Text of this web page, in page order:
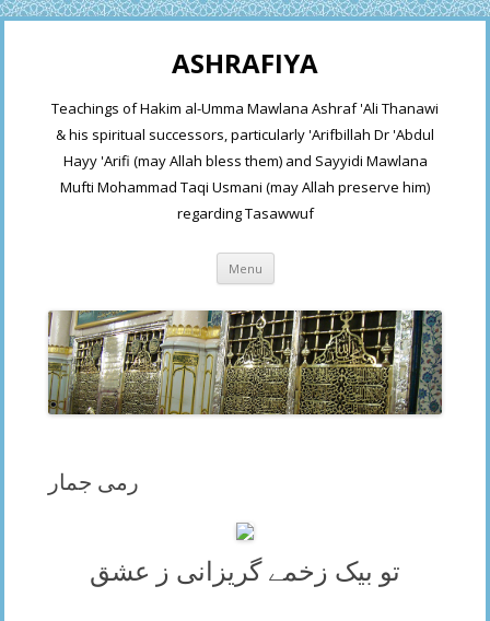
ASHRAFIYA
Teachings of Hakim al-Umma Mawlana Ashraf 'Ali Thanawi
& his spiritual successors, particularly 'Arifbillah Dr 'Abdul
Hayy 'Arifi (may Allah bless them) and Sayyidi Mawlana
Mufti Mohammad Taqi Usmani (may Allah preserve him)
regarding Tasawwuf
Menu Skip
content
رمی جمار
تو بیک زخمے گریزانی ز عشق